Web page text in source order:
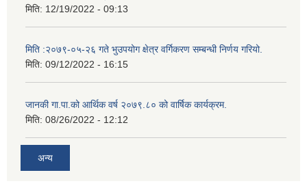
मिति: 12/19/2022 - 09:13
मिति :२०७९-०५-२६ गते भुउपयोग क्षेत्र वर्गिकरण सम्बन्धी निर्णय गरियो.
मिति: 09/12/2022 - 16:15
जानकी गा.पा.को आर्थिक वर्ष २०७९.८० को वार्षिक कार्यक्रम.
मिति: 08/26/2022 - 12:12
अन्य